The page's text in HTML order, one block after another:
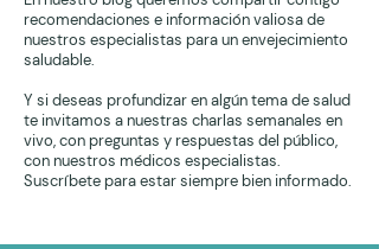
recomendaciones e información valiosa de
nuestros especialistas para un envejecimiento
saludable.
Y si deseas profundizar en algún tema de salud
te invitamos a nuestras charlas semanales en
vivo, con preguntas y respuestas del público,
con nuestros médicos especialistas.
Suscríbete para estar siempre bien informado.